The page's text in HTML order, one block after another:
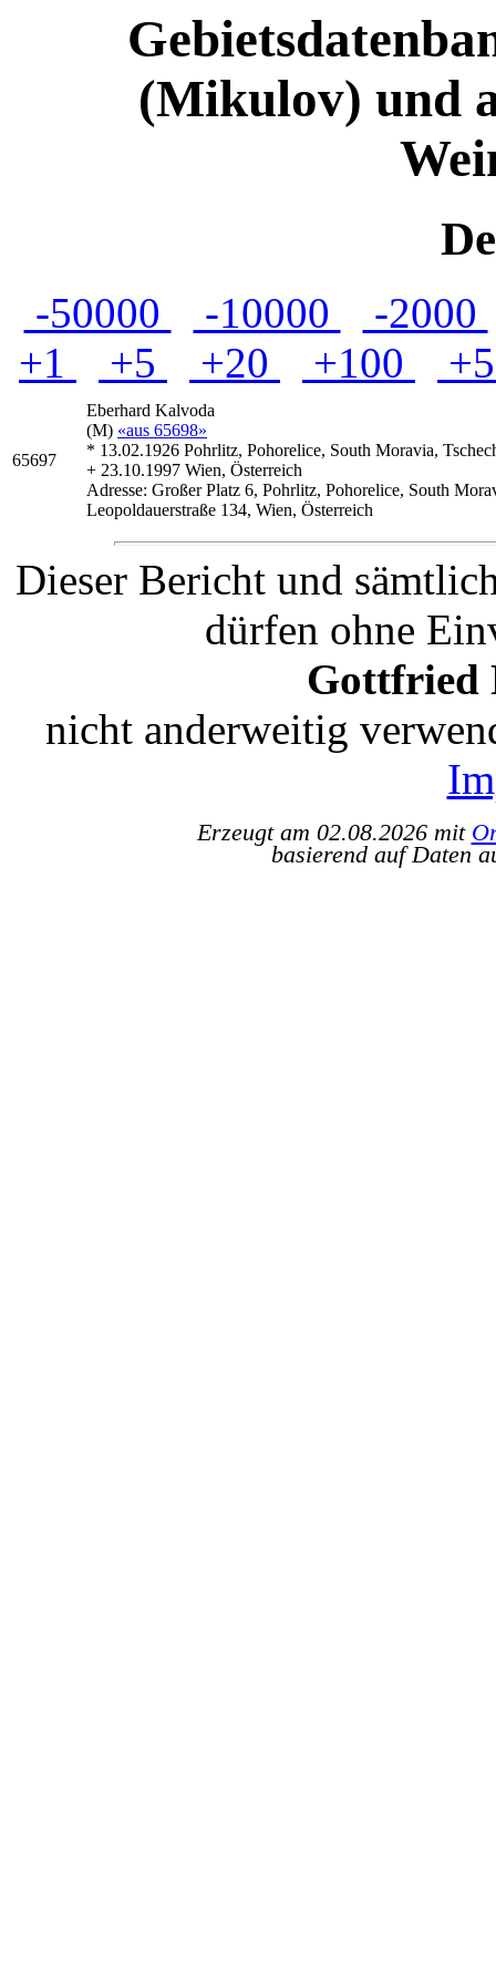
(Mikulov) und
-50000 -10000
-2000
+1
+5 +20 +100
65697
Eberhard Kalvoda
(M) «aus 65698»
* 13.02.1926 Pohrlitz, Pohorelice, South Moravia,
+ 23.10.1997 Wien, Österreich
Adresse: Großer Platz 6, Pohrlitz, Pohorelice, South
Leopoldauerstraße 134, Wien, Österreich
Dieser Bericht und
dürfen ohne
Gottfried
nicht anderweitig
Erzeugt am 02.08.2026 mit
basierend auf Daten